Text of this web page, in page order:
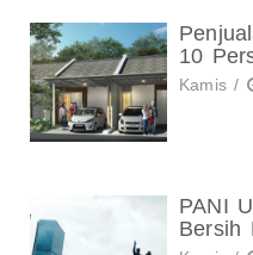
10
Kamis /
PANI
Bersih